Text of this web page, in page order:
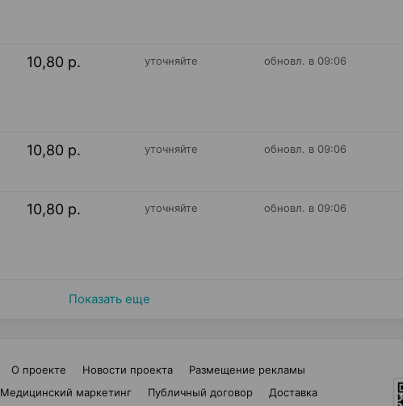
10,80 р. уточняйте обновл. в 09:06
10,80 р. уточняйте обновл. в 09:06
10,80 р. уточняйте обновл. в 09:06
Показать еще
О проекте Новости проекта
Размещение рекламы
Медицинский маркетинг
Публичный договор Доставка